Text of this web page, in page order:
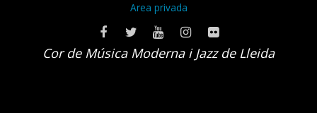
Area privada
Cor de Música Moderna i Jazz de Lleida